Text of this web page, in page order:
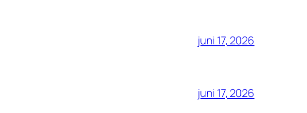
juni 17, 2026
juni 17, 2026